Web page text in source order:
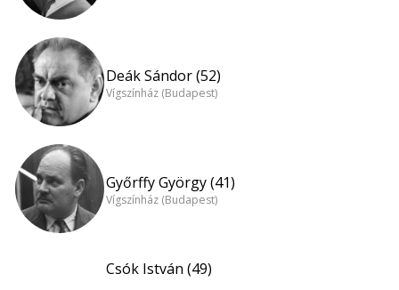
Deák Sándor (52)
Vígszínház (Budapest)
Győrffy György (41)
Vígszínház (Budapest)
Csók István (49)